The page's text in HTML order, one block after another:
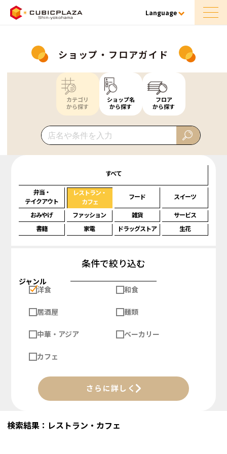
Language
ショップ・フロアガイド
カテゴリ
から探す
ショップ名
から探す
フロア
から探す
すべて
弁当・
テイクアウト
レストラン・
カフェ
フード スイーツ
おみやげ ファッション 雑貨
サービス
書籍
家電 ドラッグストア 生花
条件で絞り込む
ジャンル
洋食
和食
居酒屋 麺類
中華・アジア ベーカリー
カフェ
さらに詳しく
検索結果：レストラン・カフェ